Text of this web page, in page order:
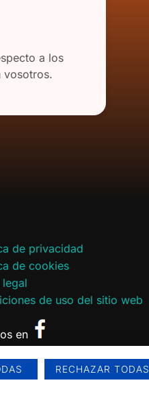
RECHAZAR TODAS
a los
vosotros.
de privacidad
de cookies
legal
de uso del sitio web
en